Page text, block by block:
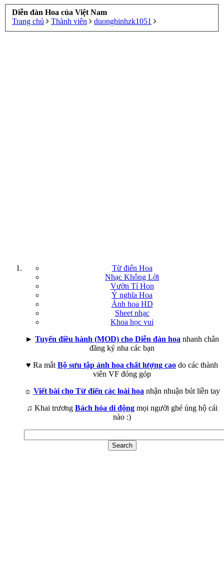
Diễn đàn Hoa của Việt Nam
Trang chủ
Thành viên duongbinhzk1051
Từ điển Hoa
Nhạc Không Lời
Vườn Tí Hon
Ý nghĩa Hoa
Ảnh hoa HD
Sheet nhạc
Khoa học vui
► Tuyển điều hành (MOD) cho Diễn đàn hoa nhanh chân
đăng ký nha các bạn
♥ Ra mắt Bộ sưu tập ảnh hoa chất lượng cao do các thành
viên VF đóng góp
☼ Viết bài cho Từ điển các loài hoa nhận nhuận bút liền tay
♫ Khai trương Bách hóa di động mọi người ghé ủng hộ cái
nào :)